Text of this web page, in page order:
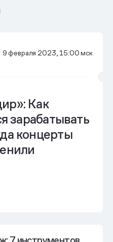
9 февраля 2023, 15:00 мск
Как
зарабатывать
концерты